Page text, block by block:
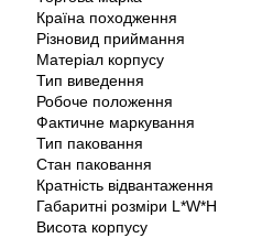
Країна походження
Різновид приймання
Матеріал корпусу
Тип виведення
Робоче положення
Фактичне маркування
Тип паковання
Стан паковання
Кратність відвантаження
Габаритні розміри L*W*H
Висота корпусу